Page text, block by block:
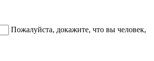
Пожалуйста, докажите, что вы человек,